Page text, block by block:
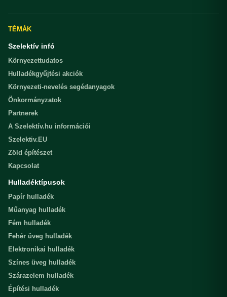
TÉMÁK
Szelektív infó
Környezettudatos
Hulladékgyűjtési akciók
Környezeti-nevelés segédanyagok
Önkormányzatok
Partnerek
A Szelektív.hu információi
Szelektiv.EU
Zöld építészet
Kapcsolat
Hulladéktípusok
Papír hulladék
Műanyag hulladék
Fém hulladék
Fehér üveg hulladék
Elektronikai hulladék
Színes üveg hulladék
Szárazelem hulladék
Építési hulladék